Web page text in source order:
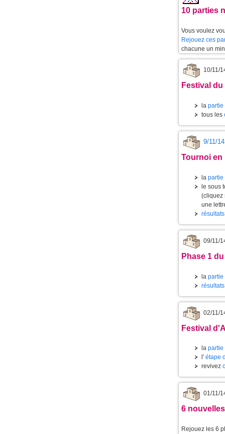
10 parties
Vous voulez
Rejouez ces
chacune un
10/11/
Festival du
la partie
tous les
9/11/
Tournoi en
la partie
le sous
(cliquez
une
09/11/
Phase 1
la partie
02/11/
Festival
la partie
l' étape
revivez
01/11/
6
Rejouez les 6